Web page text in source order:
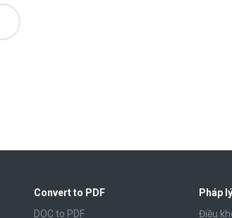
Convert to PDF
DOC to PDF
Pháp lý
Điều